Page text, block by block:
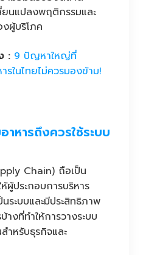
นแปลงพฤติกรรมและ
ผู้บริโภค
: 9 ปัญหาใหญ่ที่
รในไทยไม่ควรมองข้าม!
าหารถึงควรใช้ระบบ
Chain) ถือเป็น
ผู้ประกอบการบริหาร
ระบบและมีประสิทธิภาพ
างที่ทำให้การวางระบบ
ำหรับธุรกิจและ